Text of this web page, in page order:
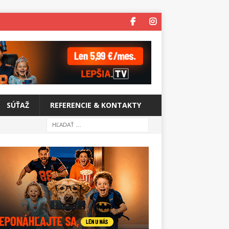
SÚŤAŽ REFERENCIE & KONTAKTY